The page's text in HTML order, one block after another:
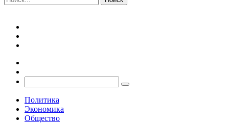
Политика
Экономика
Общество